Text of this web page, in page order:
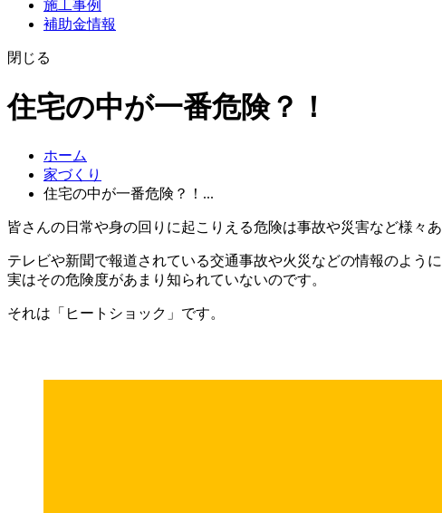
施工事例
補助金情報
閉じる
住宅の中が一番危険？！
ホーム
家づくり
住宅の中が一番危険？！...
皆さんの日常や身の回りに起こりえる危険は事故や災害など様々
テレビや新聞で報道されている交通事故や火災などの情報のよう
実はその危険度があまり知られていないのです。
それは「ヒートショック」です。